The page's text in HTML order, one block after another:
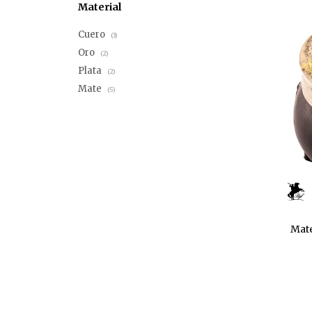
Material
Cuero (3)
Oro (2)
Plata (2)
Mate (5)